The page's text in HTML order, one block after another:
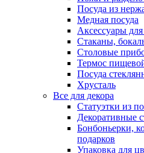
Посуда из
Медная посуда
Аксессуары
Стаканы,
Столовые
Термос
Посуда
Хрусталь
Все для декора
Статуэтки из
Декоративные
Бонбоньерки,
подарков
Упаковка для